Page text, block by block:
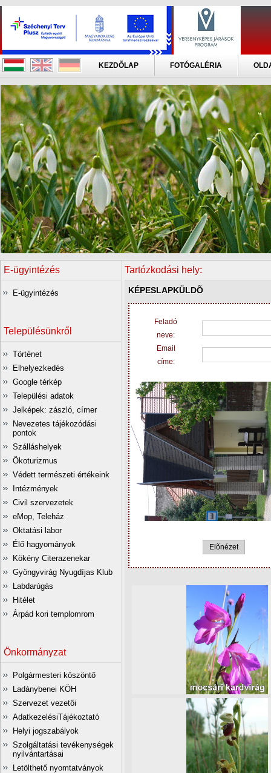
KEZDÕLAP FOTÓGALÉRIA
E-ügyintézés
E-ügyintézés
Településünkről
Történet
Elhelyezkedés
Google térkép
Települési adatok
Jelképek: zászló, címer
Nevezetes tájékozódási
pontok
Szálláshelyek
Ökoturizmus
Védett természeti értékeink
Intézmények
Civil szervezetek
eMop, Teleház
Oktatási labor
Élő hagyományok
Kökény Citerazenekar
Gyöngyvirág Nyugdíjas Klub
Labdarúgás
Hitélet
Árpád kori templomrom
Önkormányzat
Polgármesteri köszöntő
Ladánybenei KÖH
Szervezet vezetői
AdatkezelésiTájékoztató
Helyi jogszabályok
Szolgáltatási tevékenységek
nyilvántartásai
Letölthető nyomtatványok
Tartózkodási hely:
KÉPESLAPKÜLDÕ
Feladó
neve:
Email
címe:
Elõnézet